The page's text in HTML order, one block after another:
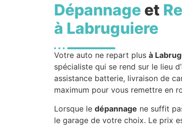
Dépannage et
à Labruguiere
Votre auto ne repart plus à
spécialiste qui se rend sur le lieu
assistance batterie, livraison de
maximum pour vous remettre en
Lorsque le dépannage ne suffit
le garage de votre choix. Le prix